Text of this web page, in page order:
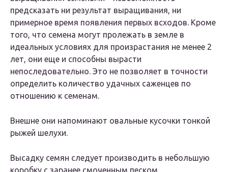
предсказать ни результат выращивания, ни
примерное время появления первых всходов. Кроме
того, что семена могут пролежать в земле в
идеальных условиях для произрастания не менее 2
лет, они еще и способны вырасти
непоследовательно. Это не позволяет в точности
определить количество удачных саженцев по
отношению к семенам.
Внешне они напоминают овальные кусочки тонкой
рыжей шелухи.
Высадку семян следует производить в небольшую